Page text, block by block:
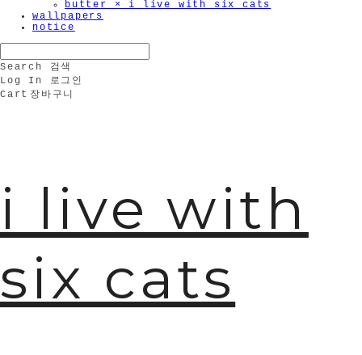
butter × i live with six cats
wallpapers
notice
Search
검색
Log In
로그인
Cart 장바구니
i live with
six cats
🫧